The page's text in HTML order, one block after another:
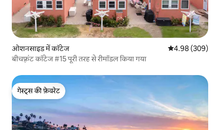
ओशनसाइड में कॉटेज औसत रेटिंग 5 में से
4.98 (309)
बीचफ़्रंट कॉटेज #15 पूरी तरह से रीमॉडल किया गया
गेस्ट्स की फ़ेवरेट
गेस्ट्स की फ़ेवरेट